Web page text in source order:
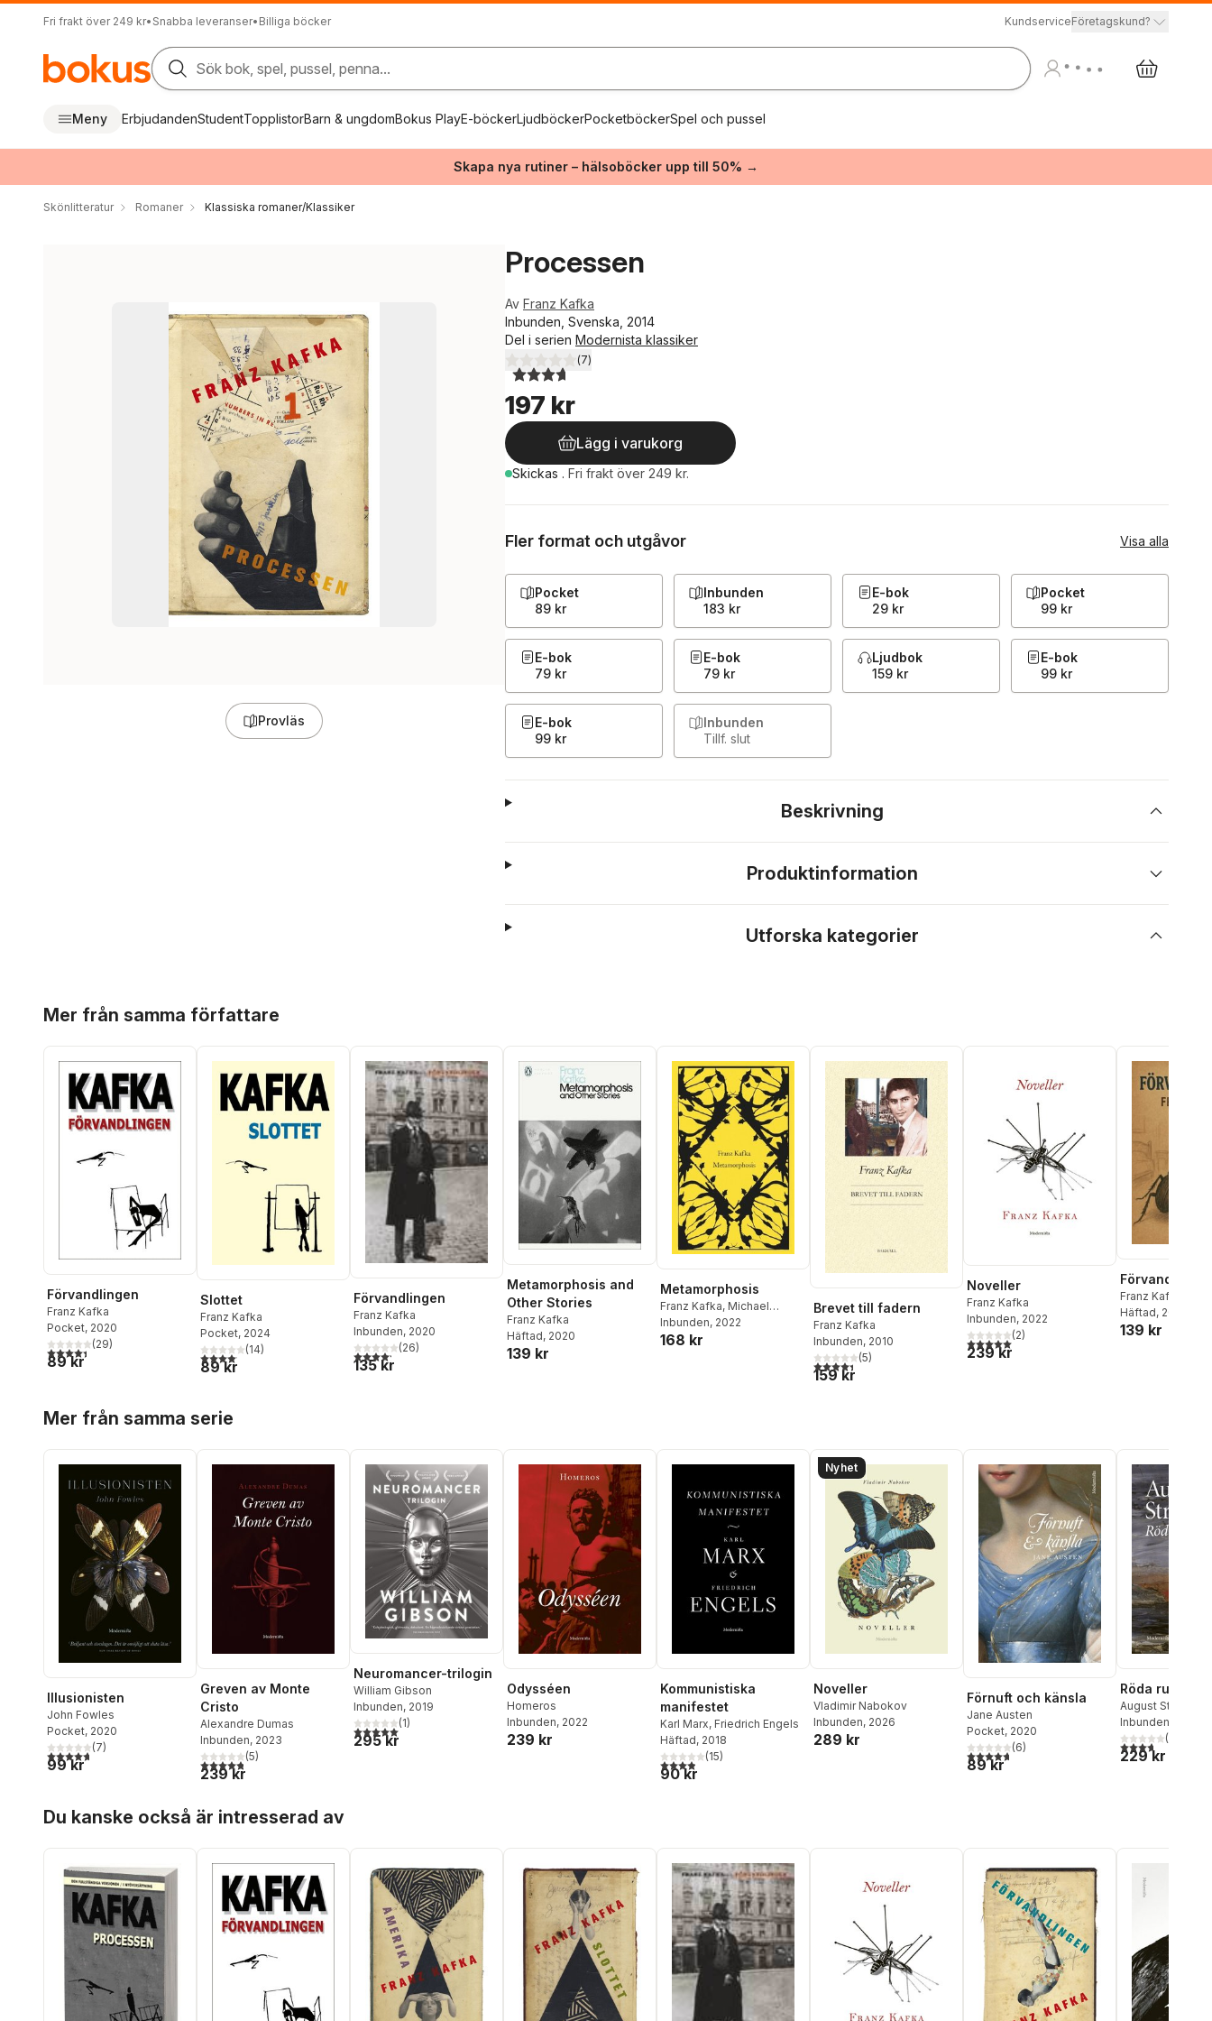
Fri frakt över 249 kr• Snabba leveranser• Billiga böcker KundserviceFöretagskund?
Sök bok, spel, pussel, penna...
Meny ErbjudandenStudentTopplistorBarn & ungdomBokus PlayE-böckerLjudböckerPocketböckerSpel och pussel
Skapa nya rutiner – hälsoböcker upp till 50% →
Skönlitteratur Romaner Klassiska romaner/Klassiker
Provläs
Processen
Av Franz Kafka
Inbunden, Svenska, 2014
Del i serien Modernista klassiker
3,7utav 5 stjärnor. Totalt antal röster:
(7)
197 kr
Lägg i varukorg
Skickas . Fri frakt över 249 kr.
Fler format och utgåvor Visa alla
Pocket
89 kr
Inbunden
183 kr
E-bok
29 kr
Pocket
99 kr
E-bok
79 kr
E-bok
79 kr
Ljudbok
159 kr
E-bok
99 kr
E-bok
99 kr
Inbunden
Tillf. slut
Beskrivning
Produktinformation
Utforska kategorier
Mer från samma författare
Förvandlingen
Franz Kafka
Pocket, 2020
4,4utav 5 stjärnor. Totalt antal röster:
(29)
89 kr
Slottet
Franz Kafka
Pocket, 2024
4,1utav 5 stjärnor. Totalt antal röster:
(14)
89 kr
Förvandlingen
Franz Kafka
Inbunden, 2020
4,2utav 5 stjärnor. Totalt antal röster:
(26)
135 kr
Metamorphosis and
Other Stories
Franz Kafka
Häftad, 2020
139 kr
Metamorphosis
Franz Kafka, Michael
Hoffman
Inbunden, 2022
168 kr
Brevet till fadern
Franz Kafka
Inbunden, 2010
4,4utav 5 stjärnor. Totalt antal röster:
(5)
159 kr
Noveller
Franz Kafka
Inbunden, 2022
5,0utav 5 stjärnor. Totalt antal röster:
(2)
239 kr
Förvandlingen
Franz Kafka
Häftad, 2026
139 kr
Mer från samma serie
Illusionisten
John Fowles
Pocket, 2020
4,7utav 5 stjärnor. Totalt antal röster:
(7)
99 kr
Greven av Monte
Cristo
Alexandre Dumas
Inbunden, 2023
4,8utav 5 stjärnor. Totalt antal röster:
(5)
239 kr
Neuromancer-trilogin
William Gibson
Inbunden, 2019
5,0utav 5 stjärnor. Totalt antal röster:
(1)
295 kr
Odysséen
Homeros
Inbunden, 2022
239 kr
Kommunistiska
manifestet
Karl Marx, Friedrich Engels
Häftad, 2018
3,9utav 5 stjärnor. Totalt antal röster:
(15)
90 kr
Nyhet
Noveller
Vladimir Nabokov
Inbunden, 2026
289 kr
Förnuft och känsla
Jane Austen
Pocket, 2020
4,7utav 5 stjärnor. Totalt antal röster:
(6)
89 kr
Röda rummet
August
Inbunden
3,7utav 5(
229 kr
Du kanske också är intresserad av